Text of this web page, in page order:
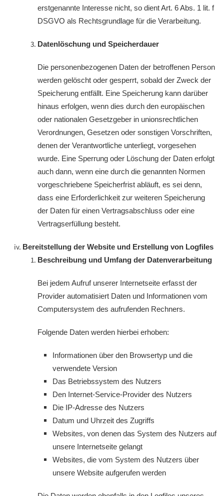
erstgenannte Interesse nicht, so dient Art. 6 Abs. 1 lit. f
DSGVO als Rechtsgrundlage für die Verarbeitung.
Datenlöschung und Speicherdauer
Die personenbezogenen Daten der betroffenen Person
werden gelöscht oder gesperrt, sobald der Zweck der
Speicherung entfällt. Eine Speicherung kann darüber
hinaus erfolgen, wenn dies durch den europäischen
oder nationalen Gesetzgeber in unionsrechtlichen
Verordnungen, Gesetzen oder sonstigen Vorschriften,
denen der Verantwortliche unterliegt, vorgesehen
wurde. Eine Sperrung oder Löschung der Daten erfolgt
auch dann, wenn eine durch die genannten Normen
vorgeschriebene Speicherfrist abläuft, es sei denn,
dass eine Erforderlichkeit zur weiteren Speicherung
der Daten für einen Vertragsabschluss oder eine
Vertragserfüllung besteht.
Bereitstellung der Website und Erstellung von Logfiles
Beschreibung und Umfang der Datenverarbeitung
Bei jedem Aufruf unserer Internetseite erfasst der
Provider automatisiert Daten und Informationen vom
Computersystem des aufrufenden Rechners.
Folgende Daten werden hierbei erhoben:
Informationen über den Browsertyp und die
verwendete Version
Das Betriebssystem des Nutzers
Den Internet-Service-Provider des Nutzers
Die IP-Adresse des Nutzers
Datum und Uhrzeit des Zugriffs
Websites, von denen das System des Nutzers auf
unsere Internetseite gelangt
Websites, die vom System des Nutzers über
unsere Website aufgerufen werden